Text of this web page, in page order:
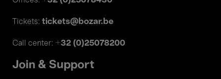
Tickets: tickets@bozar.be
Call center: +32 (0)25078200
Join & Support